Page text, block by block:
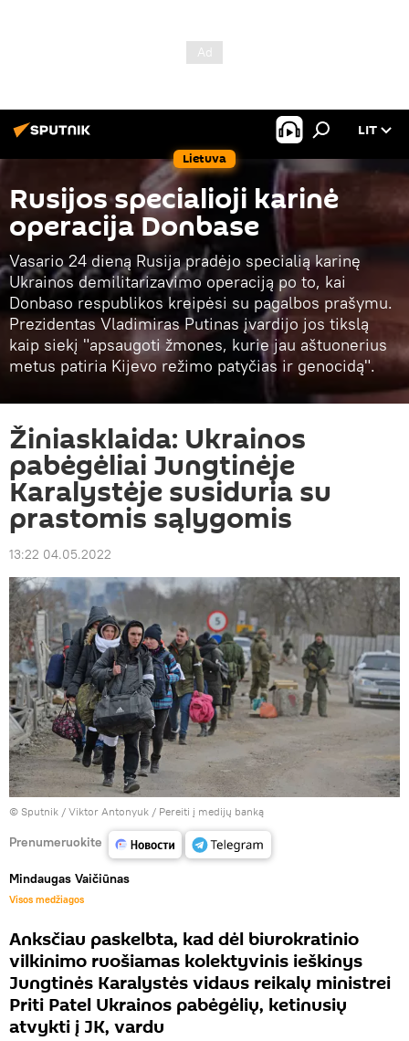
Lietuva
LIT
Rusijos specialioji karinė
operacija Donbase
Vasario 24 dieną Rusija pradėjo specialią karinę
Ukrainos demilitarizavimo operaciją po to, kai
Donbaso respublikos kreipėsi su pagalbos prašymu.
Prezidentas Vladimiras Putinas įvardijo jos tikslą
kaip siekį "apsaugoti žmones, kurie jau aštuonerius
metus patiria Kijevo režimo patyčias ir genocidą".
Žiniasklaida: Ukrainos
pabėgėliai Jungtinėje
Karalystėje susiduria su
prastomis sąlygomis
13:22 04.05.2022
© Sputnik / Viktor Antonyuk / Pereiti į medijų banką
Prenumeruokite
Mindaugas Vaičiūnas
Visos medžiagos
Anksčiau paskelbta, kad dėl biurokratinio
vilkinimo ruošiamas kolektyvinis ieškinys
Jungtinės Karalystės vidaus reikalų ministrei
Priti Patel Ukrainos pabėgėlių, ketinusių
atvykti į JK, vardu